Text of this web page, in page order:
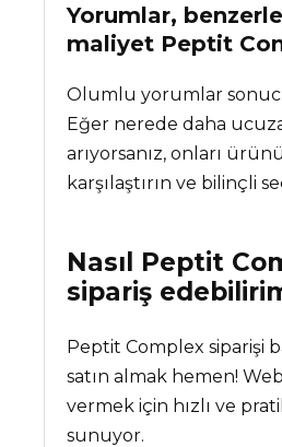
Yorumlar,
maliyet Peptit
Olumlu yorumlar
Eğer nerede daha
arıyorsanız, onları
karşılaştırın ve bilinçli
Nasıl Peptit
sipariş
Peptit Complex siparişi
satın almak hemen!
vermek için hızlı ve
sunuyor.